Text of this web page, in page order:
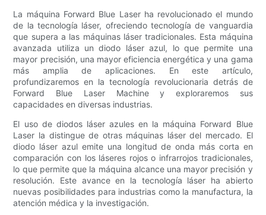
La máquina Forward Blue Laser ha revolucionado el mundo
de la tecnología láser, ofreciendo tecnología de vanguardia
que supera a las máquinas láser tradicionales. Esta máquina
avanzada utiliza un diodo láser azul, lo que permite una
mayor precisión, una mayor eficiencia energética y una gama
más amplia de aplicaciones. En este artículo,
profundizaremos en la tecnología revolucionaria detrás de
Forward Blue Laser Machine y exploraremos sus
capacidades en diversas industrias.
El uso de diodos láser azules en la máquina Forward Blue
Laser la distingue de otras máquinas láser del mercado. El
diodo láser azul emite una longitud de onda más corta en
comparación con los láseres rojos o infrarrojos tradicionales,
lo que permite que la máquina alcance una mayor precisión y
resolución. Este avance en la tecnología láser ha abierto
nuevas posibilidades para industrias como la manufactura, la
atención médica y la investigación.